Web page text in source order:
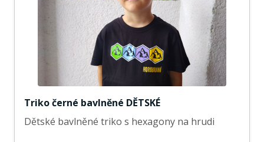
Triko černé bavlněné DĚTSKÉ
Dětské bavlněné triko s hexagony na hrudi